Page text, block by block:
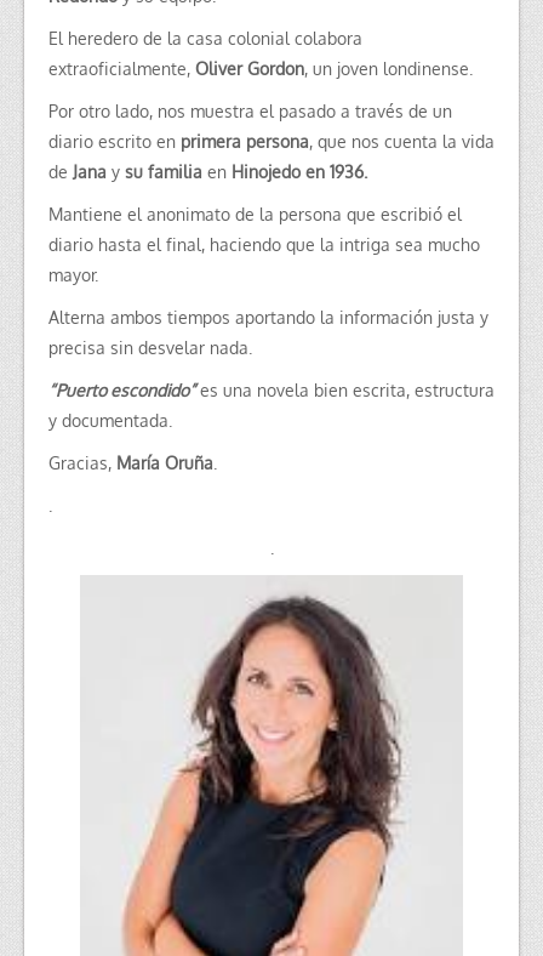
El heredero de la casa colonial colabora
extraoficialmente, Oliver Gordon, un joven londinense.
Por otro lado, nos muestra el pasado a través de un
diario escrito en primera persona, que nos cuenta la vida
de Jana y su familia en Hinojedo en 1936.
Mantiene el anonimato de la persona que escribió el
diario hasta el final, haciendo que la intriga sea mucho
mayor.
Alterna ambos tiempos aportando la información justa y
precisa sin desvelar nada.
“Puerto escondido”es una novela bien escrita, estructura
y documentada.
Gracias, María Oruña